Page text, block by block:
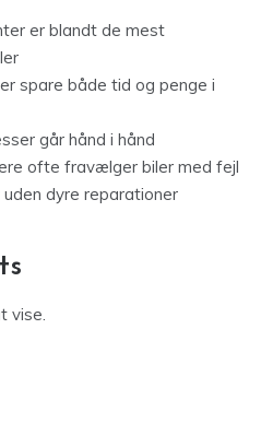
er blandt de mest
spare både tid og penge i
går hånd i hånd
ofte fravælger biler med fejl
dyre reparationer
vise.